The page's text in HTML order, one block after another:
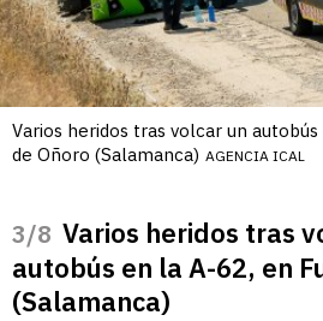
Varios heridos tras volcar un
de Oñoro (Salamanca) AGENCIA ICAL
/8 Varios heridos tras
autobús en la A-62, en
(Salamanca)